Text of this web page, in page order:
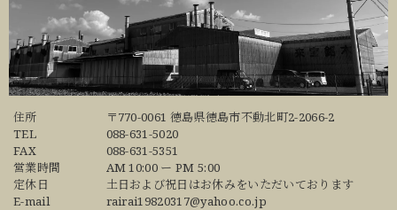
住所
〒770-0061 徳島県徳島市不動北町2-2066-2
TEL
088-631-5020
FAX
088-631-5351
営業時間
AM 10:00 ー PM 5:00
定休日
土日および祝日はお休みをいただいております
E-mail
rairai19820317@yahoo.co.jp